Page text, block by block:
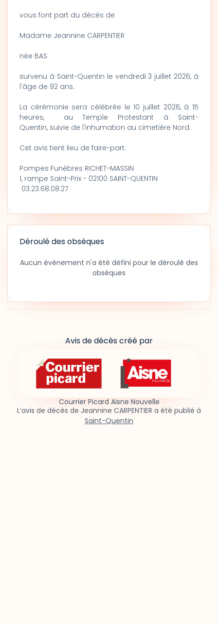
vous font part du décès de
Madame Jeannine CARPENTIER
née BAS
survenu à Saint-Quentin le vendredi 3 juillet 2026, à
l'âge de 92 ans.
La cérémonie sera célébrée le 10 juillet 2026, à 15
heures, au Temple Protestant à Saint-
Quentin, suivie de l'inhumation au cimetière Nord.
Cet avis tient lieu de faire-part.
Pompes Funèbres RICHET-MASSIN
1, rampe Saint-Prix - 02100 SAINT-QUENTIN
03.23.68.08.27
Déroulé des obsèques
Aucun événement n'a été défini pour le déroulé des
obsèques
Avis de décès créé par
Courrier Picard Aisne Nouvelle
L’avis de décès de Jeannine CARPENTIER a été publié à
Saint-Quentin